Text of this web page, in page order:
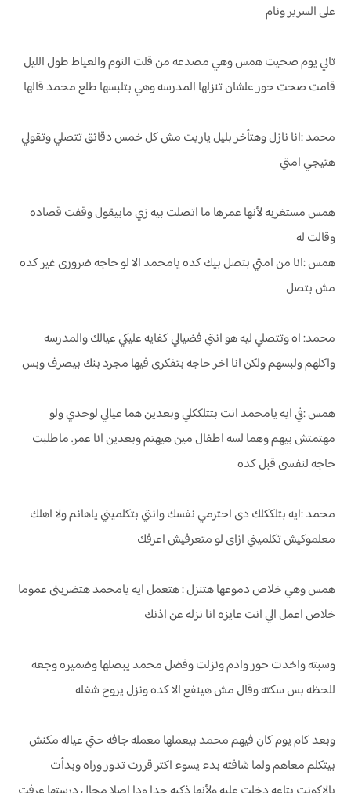
على السرير ونام
تاني يوم صحيت همس وهي مصدعه من قلت النوم والعياط طول الليل
قامت صحت حور علشان تنزلها المدرسه وهي بتلبسها طلع محمد قالها
محمد :انا نازل وهتأخر بليل ياريت مش كل خمس دقائق تتصلي وتقولي
هتيجي امتي
همس مستغربه لأنها عمرها ما اتصلت بيه زي مابيقول وقفت قصاده
وقالت له
همس :انا من امتي بتصل بيك كده يامحمد الا لو حاجه ضرورى غير كده
مش بتصل
محمد: اه وتتصلي ليه هو انتي فضيالي كفايه عليكي عيالك والمدرسه
واكلهم ولبسهم ولكن انا اخر حاجه بتفكرى فيها مجرد بنك بيصرف وبس
همس :في ايه يامحمد انت بتتلككلي وبعدين هما عيالي لوحدي ولو
مهتمتش بيهم وهما لسه اطفال مين هيهتم وبعدين انا عمر. ماطلبت
حاجه لنفسى قبل كده
محمد :ايه بتلككلك دى احترمي نفسك وانتي بتكلميني ياهانم ولا اهلك
معلموكيش تكلميني ازاى لو متعرفيش اعرفك
همس وهي خلاص دموعها هتنزل : هتعمل ايه يامحمد هتضربنى عموما
خلاص اعمل الي انت عايزه انا نزله عن اذنك
وسبته واخدت حور وادم ونزلت وفضل محمد يبصلها وضميره وجعه
للحظه بس سكته وقال مش هينفع الا كده ونزل يروح شغله
وبعد كام يوم كان فيهم محمد بيعملها معمله جافه حتي عياله مكنش
بيتكلم معاهم ولما شافته بدء يسوء اكتر قررت تدور وراه وبدأت